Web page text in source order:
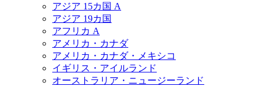
アジア 15カ国 A
アジア 19カ国
アフリカ A
アメリカ・カナダ
アメリカ・カナダ・メキシコ
イギリス・アイルランド
オーストラリア・ニュージーランド